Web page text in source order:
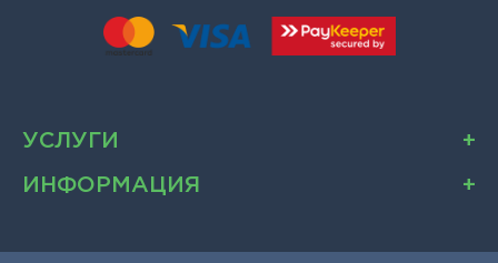
УСЛУГИ
ИНФОРМАЦИЯ